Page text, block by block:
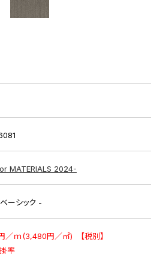
MATERIALS 2024-
ーシック -
／ｍ(3,480円／㎡) 【税別】
率